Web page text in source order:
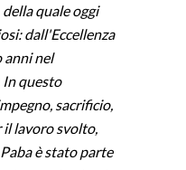
quale oggi
dall'Eccellenza
anni nel
In questo
sacrificio,
lavoro svolto,
è stato parte